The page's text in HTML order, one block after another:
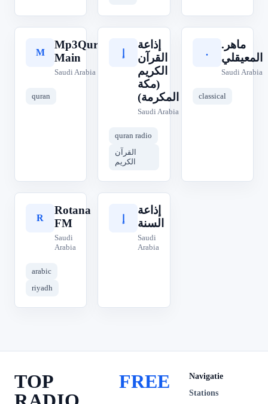
M
Mp3Quran
Main
Saudi Arabia
quran
إذاعة
القرآن
الكريم
(مكة
المكرمة)
Saudi Arabia
quran radio
القرآن
الكريم
.
.ماهر
المعيقلي
Saudi Arabia
classical
R
Rotana
FM
Saudi
Arabia
arabic
riyadh
إذاعة
السنة
Saudi
Arabia
TOP
FREE
Navigatie
Stations